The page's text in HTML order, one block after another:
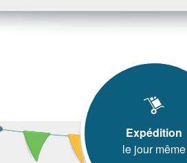
Expédition
le jour même